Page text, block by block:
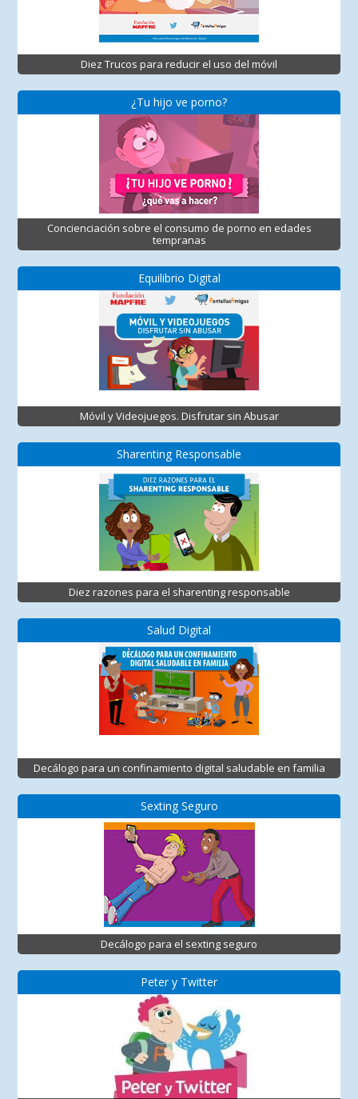
Diez Trucos para reducir el uso del móvil
¿Tu hijo ve porno?
Concienciación sobre el consumo de porno en edades
tempranas
Equilibrio Digital
Móvil y Videojuegos. Disfrutar sin Abusar
Sharenting Responsable
Diez razones para el sharenting responsable
Salud Digital
Decálogo para un confinamiento digital saludable en familia
Sexting Seguro
Decálogo para el sexting seguro
Peter y Twitter